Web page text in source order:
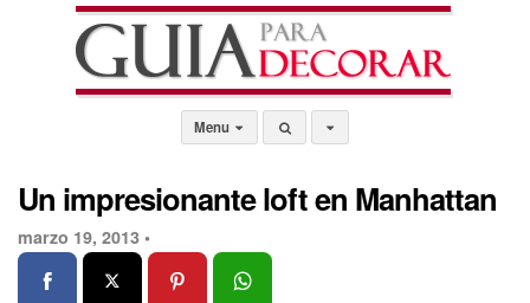
Menu
Un impresionante loft en Manhattan
marzo 19, 2013 •